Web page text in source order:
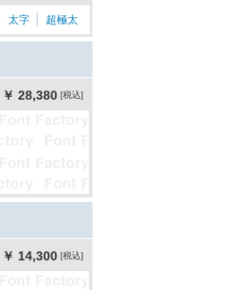
太字 超極太
￥ 28,380 [税込]
￥ 14,300 [税込]